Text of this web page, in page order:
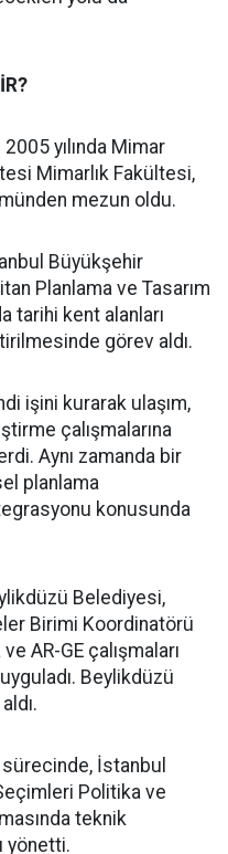
2005 yılında Mimar
Mimarlık Fakültesi,
mezun oldu.
Büyükşehir
Planlama ve Tasarım
tarihi kent alanları
görev aldı.
işini kurarak ulaşım,
çalışmalarına
Aynı zamanda bir
planlama
konusunda
Belediyesi,
Birimi Koordinatörü
AR-GE çalışmaları
Beylikdüzü
sürecinde, İstanbul
Politika ve
teknik
yönetti.